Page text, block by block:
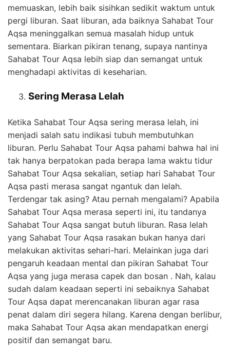
memuaskan, lebih baik sisihkan sedikit waktum untuk
pergi liburan. Saat liburan, ada baiknya Sahabat Tour
Aqsa meninggalkan semua masalah hidup untuk
sementara. Biarkan pikiran tenang, supaya nantinya
Sahabat Tour Aqsa lebih siap dan semangat untuk
menghadapi aktivitas di keseharian.
Sering Merasa Lelah
Ketika Sahabat Tour Aqsa sering merasa lelah, ini
menjadi salah satu indikasi tubuh membutuhkan
liburan. Perlu Sahabat Tour Aqsa pahami bahwa hal ini
tak hanya berpatokan pada berapa lama waktu tidur
Sahabat Tour Aqsa sekalian, setiap hari Sahabat Tour
Aqsa pasti merasa sangat ngantuk dan lelah.
Terdengar tak asing? Atau pernah mengalami? Apabila
Sahabat Tour Aqsa merasa seperti ini, itu tandanya
Sahabat Tour Aqsa sangat butuh liburan. Rasa lelah
yang Sahabat Tour Aqsa rasakan bukan hanya dari
melakukan aktivitas sehari-hari. Melainkan juga dari
pengaruh keadaan mental dan pikiran Sahabat Tour
Aqsa yang juga merasa capek dan bosan . Nah, kalau
sudah dalam keadaan seperti ini sebaiknya Sahabat
Tour Aqsa dapat merencanakan liburan agar rasa
penat dalam diri segera hilang. Karena dengan berlibur,
maka Sahabat Tour Aqsa akan mendapatkan energi
positif dan semangat baru.